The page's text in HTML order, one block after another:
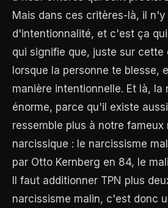
Mais dans ces critères-là, il n'y
d'intentionnalité, et c'est ça
qui signifie que, juste sur cette
lorsque la personne te blesse,
manière intentionnelle. Et là, la
énorme, parce qu'il existe
ressemble plus à notre fameux
narcissique : le narcissisme
par Otto Kernberg en 84, le
Il faut additionner TPN plus
narcissisme malin, c'est donc